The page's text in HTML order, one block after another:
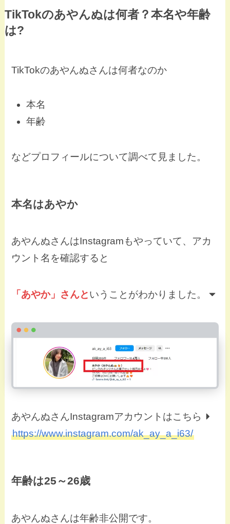
TikTokのあやんぬは何者？本名や年齢
は?
TikTokのあやんぬさんは何者なのか
本名
年齢
などプロフィールについて調べて見ました。
本名はあやか
あやんぬさんはInstagramもやっていて、アカ
ウント名を確認すると
「あやか」さんということがわかりました。
あやんぬさんInstagramアカウントはこちら
https://www.instagram.com/ak_ay_a_i63/
年齢は25～26歳
あやんぬさんは年齢非公開です。